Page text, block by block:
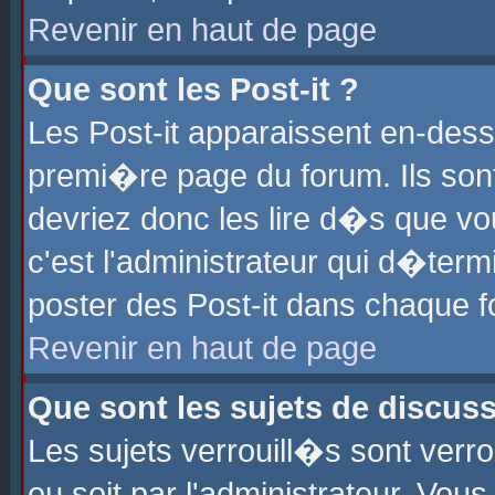
Revenir en haut de page
Que sont les Post-it ?
Les Post-it apparaissent en-
premi�re page du forum. Ils
devriez donc les lire d�s que
c'est l'administrateur qui
poster des Post-it dans chaque
Revenir en haut de page
Que sont les sujets de
Les sujets verrouill�s sont